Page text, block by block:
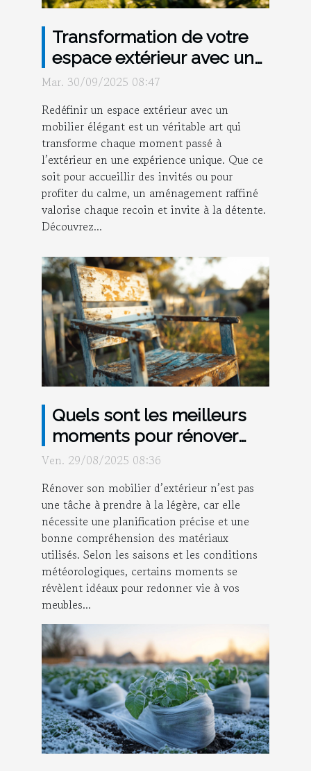
Transformation de votre
espace extérieur avec un
mobilier élégant
Mar. 30/09/2025 08:47
Redéfinir un espace extérieur avec un
mobilier élégant est un véritable art qui
transforme chaque moment passé à
l’extérieur en une expérience unique. Que ce
soit pour accueillir des invités ou pour
profiter du calme, un aménagement raffiné
valorise chaque recoin et invite à la détente.
Découvrez...
Quels sont les meilleurs
moments pour rénover
votre mobilier d'extérieur ?
Ven. 29/08/2025 08:36
Rénover son mobilier d’extérieur n’est pas
une tâche à prendre à la légère, car elle
nécessite une planification précise et une
bonne compréhension des matériaux
utilisés. Selon les saisons et les conditions
météorologiques, certains moments se
révèlent idéaux pour redonner vie à vos
meubles...